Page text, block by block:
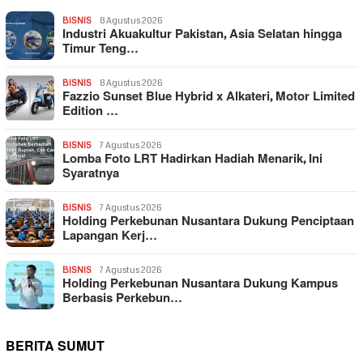
BISNIS 8 Agustus 2026
Industri Akuakultur Pakistan, Asia Selatan hingga
Timur Teng…
BISNIS 8 Agustus 2026
Fazzio Sunset Blue Hybrid x Alkateri, Motor Limited
Edition …
BISNIS 7 Agustus 2026
Lomba Foto LRT Hadirkan Hadiah Menarik, Ini
Syaratnya
BISNIS 7 Agustus 2026
Holding Perkebunan Nusantara Dukung Penciptaan
Lapangan Kerj…
BISNIS 7 Agustus 2026
Holding Perkebunan Nusantara Dukung Kampus
Berbasis Perkebun…
BERITA SUMUT